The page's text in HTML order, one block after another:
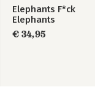
Elephants F*ck
Elephants
€ 34,95